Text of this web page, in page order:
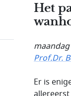
Het
Prof.Dr.
Er is